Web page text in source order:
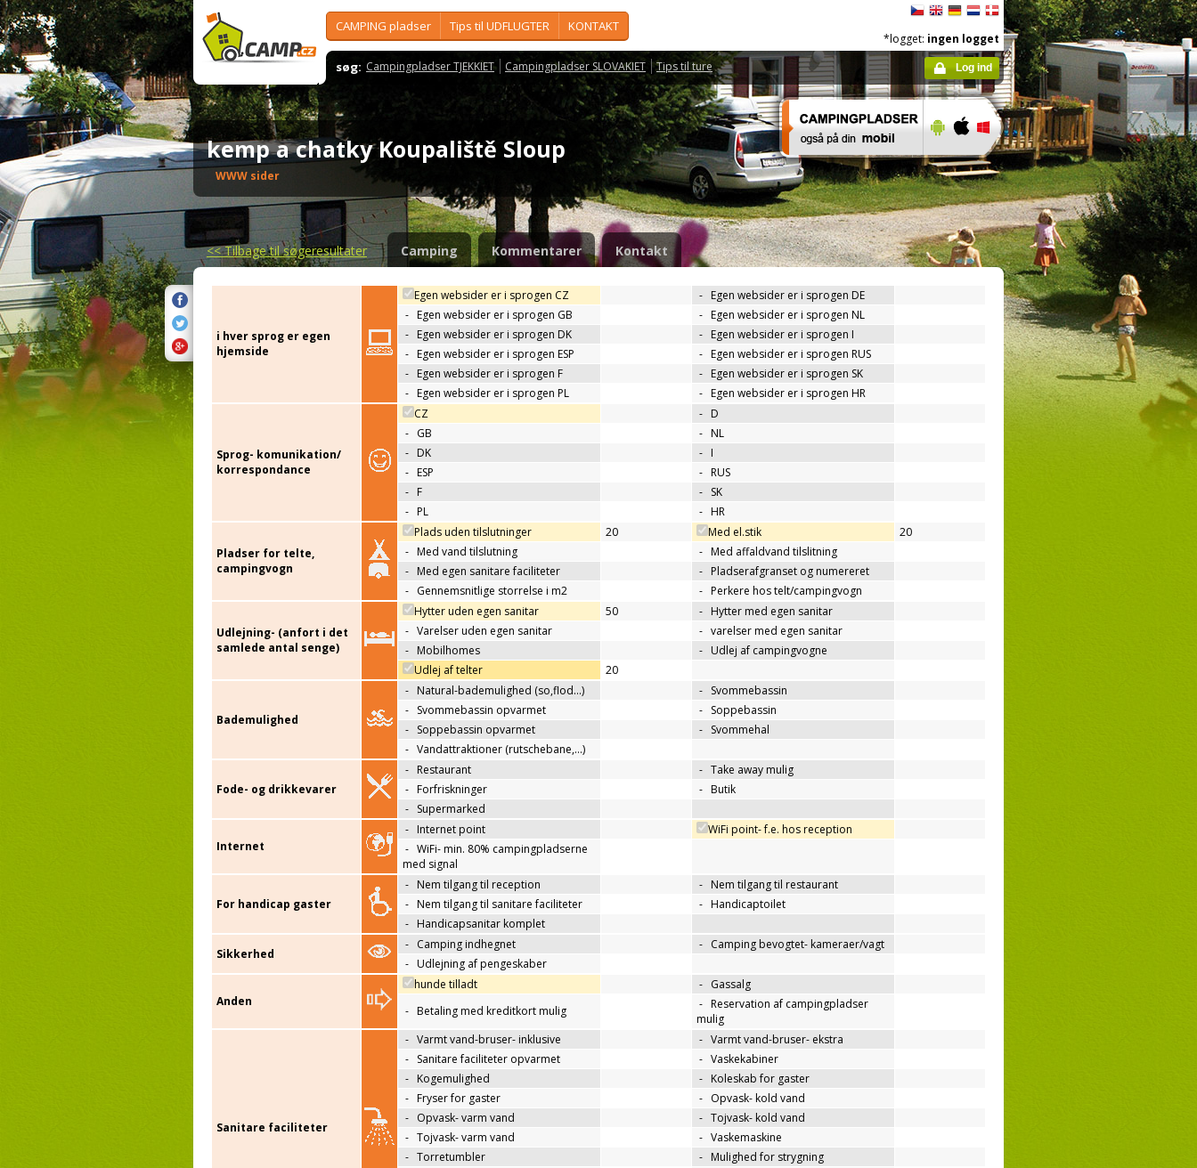
CAMPING pladser Tips til UDFLUGTER KONTAKT
søg: Campingpladser TJEKKIET Campingpladser SLOVAKIET Tips til ture
*logget: ingen logget
Log ind
kemp a chatky Koupaliště Sloup
WWW sider
<<Tilbage til søgeresultater Camping Kommentarer Kontakt
i hver sprog er egen
hjemside
Egen websider er i sprogen CZ - Egen websider er i sprogen DE
- Egen websider er i sprogen GB - Egen websider er i sprogen NL
- Egen websider er i sprogen DK - Egen websider er i sprogen I
- Egen websider er i sprogen ESP - Egen websider er i sprogen RUS
- Egen websider er i sprogen F - Egen websider er i sprogen SK
- Egen websider er i sprogen PL - Egen websider er i sprogen HR
Sprog- komunikation/
korrespondance
CZ - D
- GB - NL
- DK - I
- ESP - RUS
- F - SK
- PL - HR
Pladser for telte,
campingvogn
Plads uden tilslutninger 20 Med el.stik
20
- Med vand tilslutning - Med affaldvand tilslitning
- Med egen sanitare faciliteter - Pladserafgranset og numereret
- Gennemsnitlige storrelse i m2 - Perkere hos telt/campingvogn
Udlejning- (anfort i det
samlede antal senge)
Hytter uden egen sanitar 50 - Hytter med egen sanitar
- Varelser uden egen sanitar - varelser med egen sanitar
- Mobilhomes - Udlej af campingvogne
Udlej af telter
20
Bademulighed
- Natural-bademulighed (so,flod...) - Svommebassin
- Svommebassin opvarmet - Soppebassin
- Soppebassin opvarmet - Svommehal
- Vandattraktioner (rutschebane,…)
Fode- og drikkevarer
- Restaurant - Take away mulig
- Forfriskninger - Butik
- Supermarked
Internet
- Internet point
WiFi point- f.e. hos reception
- WiFi- min. 80% campingpladserne
med signal
For handicap gaster
- Nem tilgang til reception - Nem tilgang til restaurant
- Nem tilgang til sanitare faciliteter - Handicaptoilet
- Handicapsanitar komplet
Sikkerhed
- Camping indhegnet - Camping bevogtet- kameraer/vagt
- Udlejning af pengeskaber
Anden
hunde tilladt - Gassalg
- Betaling med kreditkort mulig - Reservation af campingpladser
mulig
Sanitare faciliteter
- Varmt vand-bruser- inklusive - Varmt vand-bruser- ekstra
- Sanitare faciliteter opvarmet - Vaskekabiner
- Kogemulighed - Koleskab for gaster
- Fryser for gaster - Opvask- kold vand
- Opvask- varm vand - Tojvask- kold vand
- Tojvask- varm vand - Vaskemaskine
- Torretumbler - Mulighed for strygning